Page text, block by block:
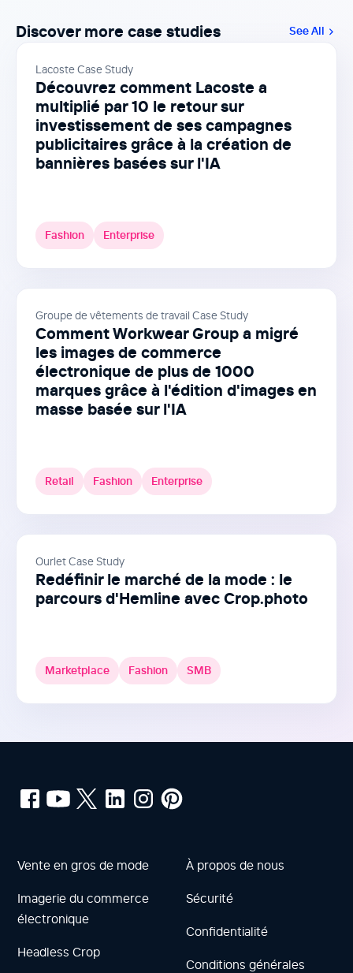
Discover more case studies See All
Lacoste Case Study
Découvrez comment Lacoste a
multiplié par 10 le retour sur
investissement de ses campagnes
publicitaires grâce à la création de
bannières basées sur l'IA
Fashion Enterprise
Groupe de vêtements de travail Case Study
Comment Workwear Group a migré
les images de commerce
électronique de plus de 1000
marques grâce à l'édition d'images en
masse basée sur l'IA
Retail Fashion Enterprise
Ourlet Case Study
Redéfinir le marché de la mode : le
parcours d'Hemline avec Crop.photo
Marketplace Fashion SMB
Vente en gros de mode
Imagerie du commerce
électronique
Headless Crop
À propos de nous
Sécurité
Confidentialité
Conditions générales